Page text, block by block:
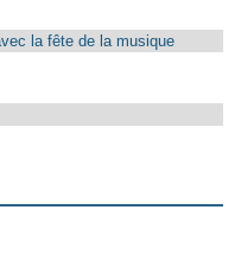
la fête de la musique